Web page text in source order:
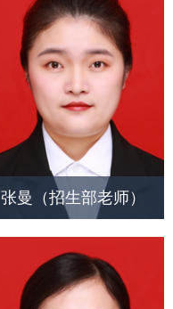
张曼（招生部老师）